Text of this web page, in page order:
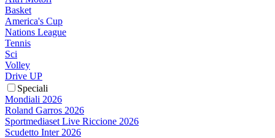
Basket
America's Cup
Nations League
Tennis
Sci
Volley
Drive UP
Speciali
Mondiali 2026
Roland Garros 2026
Sportmediaset Live Riccione 2026
Scudetto Inter 2026